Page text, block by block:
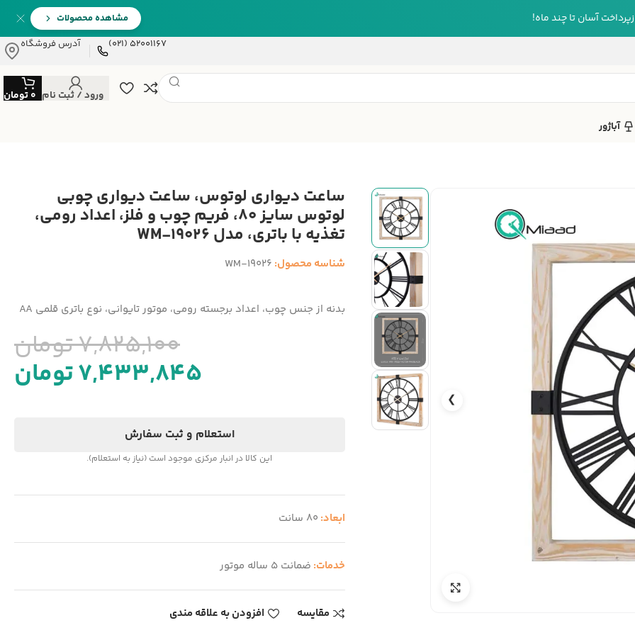
آسان تا چند ماه!
مشاهده محصولات
52001167 (021)
آدرس فروشگاه
ورود / ثبت نام 0تومان
آباژور
❯
ساعت دیواری لوتوس، ساعت دیواری چوبی
لوتوس سایز 80، فریم چوب و فلز، اعداد رومی،
تغذیه با باتری، مدل WM-19026
شناسه محصول: WM-19026
بدنه از جنس چوب، اعداد برجسته رومی، موتور تایوانی، نوع باتری قلمی AA
7,825,100تومان
7,433,845تومان
استعلام و ثبت سفارش
این کالا در انبار مرکزی موجود است (نیاز به استعلام).
ابعاد: 80 سانت
خدمات: ضمانت 5 ساله موتور
مقایسه افزودن به علاقه مندی